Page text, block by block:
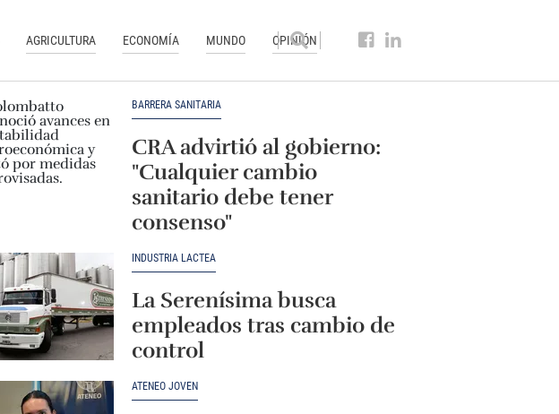
AGRICULTURA ECONOMÍA MUNDO OPINIÓN
BARRERA SANITARIA
CRA advirtió al gobierno:
"Cualquier cambio
sanitario debe tener
consenso"
INDUSTRIA LÁCTEA
La Serenísima busca
empleados tras cambio de
control
ATENEO JOVEN